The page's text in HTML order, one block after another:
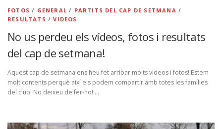
FOTOS / GENERAL / PARTITS DEL CAP DE SETMANA /
RESULTATS /VIDEOS
No us perdeu els vídeos, fotos i resultats
del cap de setmana!
Aquest cap de setmana ens heu fet arribar molts vídeos i fotos! Estem
molt contents perquè així els podem compartir amb totes les famílies
del club! No deixeu de fer-ho! …